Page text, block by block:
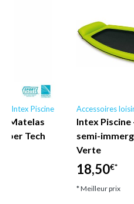
Intex Piscine
- Matelas
Tech
Accessoires
Intex
semi-
Verte
18,50€*
* Meilleur prix